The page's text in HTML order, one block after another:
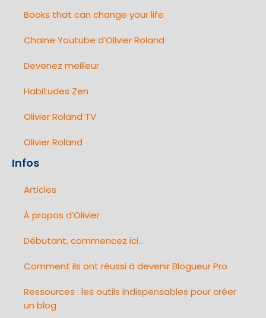
Books that can change your life
Chaine Youtube d’Olivier Roland
Devenez meilleur
Habitudes Zen
Olivier Roland TV
Olivier Roland
Infos
Articles
À propos d’Olivier
Débutant, commencez ici…
Comment ils ont réussi à devenir Blogueur Pro
Ressources : les outils indispensables pour créer
un blog